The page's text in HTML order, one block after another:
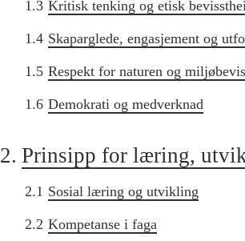
1.3 Kritisk tenking og etisk
1.4 Skaparglede, engasjement og
1.5 Respekt for naturen og
1.6 Demokrati og medverknad
2. Prinsipp for læring,
2.1 Sosial læring og utvikling
2.2 Kompetanse i faga